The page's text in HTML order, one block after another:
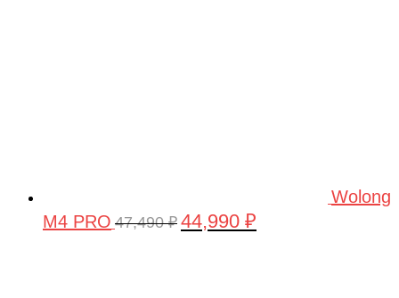
Wolong
M4 PRO 47,490₽ Первоначальная
44,990 ₽